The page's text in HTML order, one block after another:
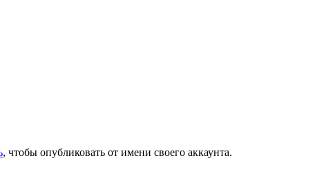
, чтобы опубликовать от имени своего аккаунта.